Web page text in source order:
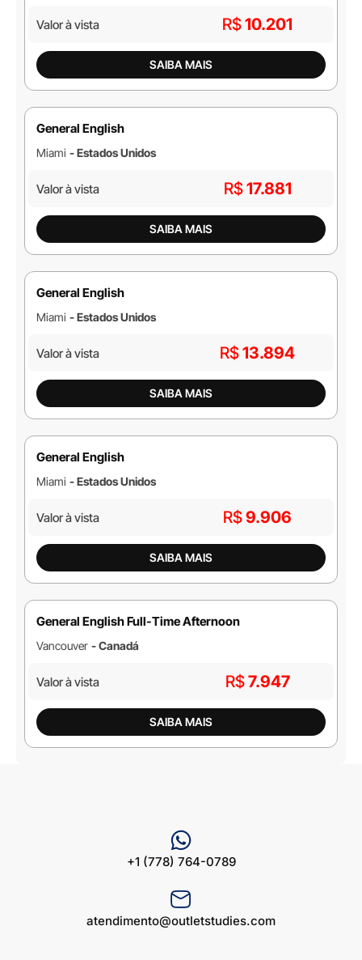
Valor à vista R$10.201
SAIBA MAIS
General English
Miami - Estados Unidos
Valor à vista R$17.881
SAIBA MAIS
General English
Miami - Estados Unidos
Valor à vista R$13.894
SAIBA MAIS
General English
Miami - Estados Unidos
Valor à vista R$9.906
SAIBA MAIS
General English Full-Time Afternoon
Vancouver - Canadá
Valor à vista R$7.947
SAIBA MAIS
+1 (778) 764-0789
atendimento@outletstudies.com